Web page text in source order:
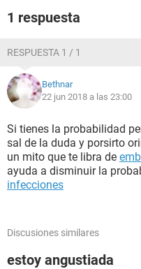
1 respuesta
RESPUESTA 1 / 1
Bethnar
22 jun 2018 a las 23:00
Si tienes la probabilidad
sal de la duda y porsirto
un mito que te libra de
ayuda a disminuir la
infecciones
Discusiones similares
estoy angustiada